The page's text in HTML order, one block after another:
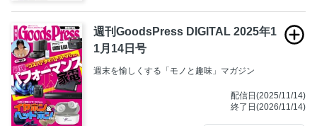
週刊GoodsPress DIGITAL 2025年1
1月14日号
週末を愉しくする「モノと趣味」マガジン
配信日(2025/11/14)
終了日(2026/11/14)